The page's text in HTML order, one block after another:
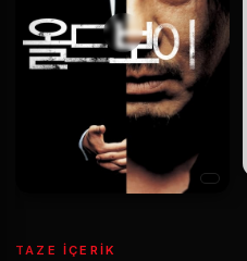
TAZE IÇERIK